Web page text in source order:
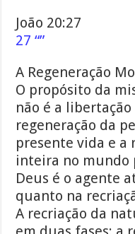
João 20:27
27 “”
A Regeneração
O propósito da
não é a
regeneração da
presente vida e a
inteira no mundo
Deus é o agente
quanto na
A recriação da